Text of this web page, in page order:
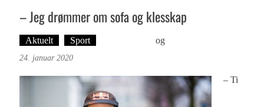
– Jeg drømmer om sofa og klesskap
Aktuelt Sport og
24. januar 2020
– Ti